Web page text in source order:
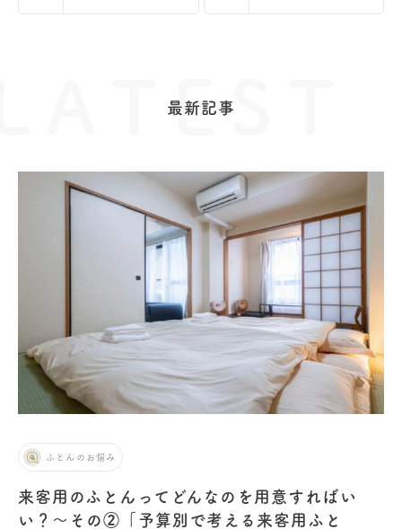
最新記事
ふとんのお悩み
来客用のふとんってどんなのを用意すればい
い？〜その②「予算別で考える来客用ふと